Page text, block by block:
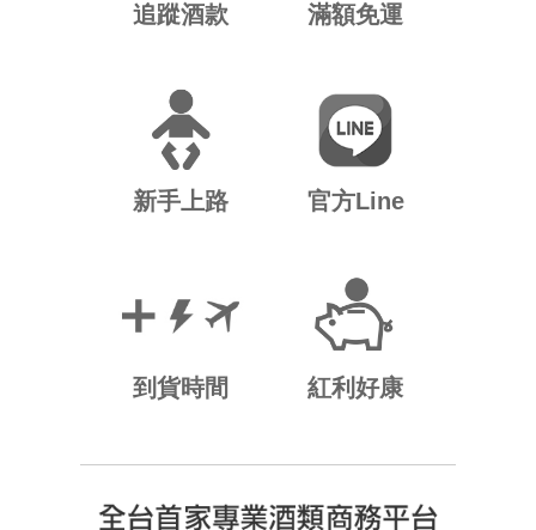
追蹤酒款 滿額免運
新手上路 官方Line
到貨時間 紅利好康